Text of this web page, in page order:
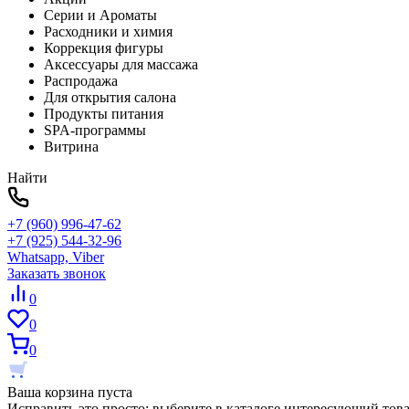
Серии и Ароматы
Расходники и химия
Коррекция фигуры
Аксессуары для массажа
Распродажа
Для открытия салона
Продукты питания
SPA-программы
Витрина
Найти
+7 (960) 996-47-62
+7 (925) 544-32-96
Whatsapp, Viber
Заказать звонок
0
0
0
Ваша корзина пуста